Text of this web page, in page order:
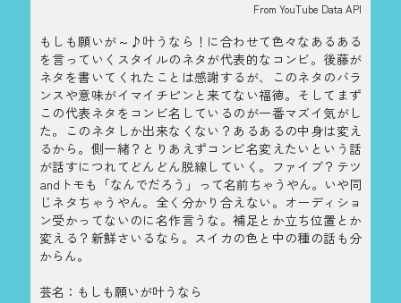
From YouTube Data API
もしも願いが～♪叶うなら！に合わせて色々なあるある
を言っていくスタイルのネタが代表的なコンビ。後藤が
ネタを書いてくれたことは感謝するが、このネタのバラ
ンスや意味がイマイチピンと来てない福徳。そしてまず
この代表ネタをコンビ名しているのが一番マズイ気がし
た。このネタしか出来なくない？あるあるの中身は変え
るから。側一緒？とりあえずコンビ名変えたいという話
が話すにつれてどんどん脱線していく。ファイブ？テツ
andトモも「なんでだろう」って名前ちゃうやん。いや同
じネタちゃうやん。全く分かり合えない。オーディショ
ン受かってないのに名作言うな。補足とか立ち位置とか
変える？新鮮さいるなら。スイカの色と中の種の話も分
からん。
芸名：もしも願いが叶うなら